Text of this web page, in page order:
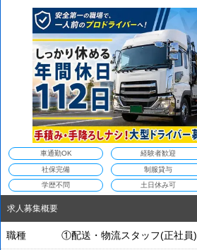
車通勤OK 経験者歓迎
社保完備 制服貸与
学歴不問 土日休み可
求人募集概要
職種 ①配送・物流スタッフ(正社員)